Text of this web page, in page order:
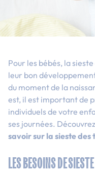
Pour les bébés, la
leur bon
du moment de la
est, il est important de
individuels de votre
ses journées.
savoir sur la sieste
LES BESOINS DE